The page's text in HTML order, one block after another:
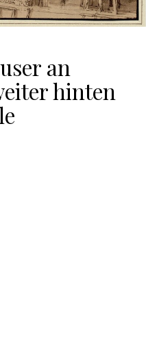
an
hinten